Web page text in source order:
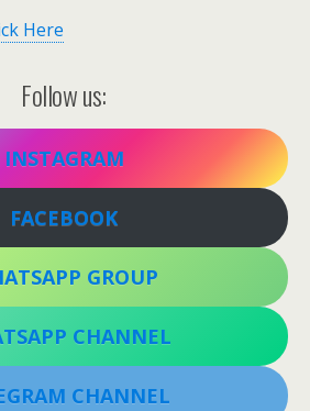
Here
Follow us:
INSTAGRAM
FACEBOOK
GROUP
CHANNEL
CHANNEL